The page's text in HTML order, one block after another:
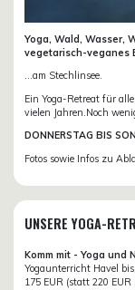
Yoga, Wald, Wasser,
vegetarisch-veganes
...am Stechlinsee.
Ein Yoga-Retreat für
vielen Jahren.Noch
DONNERSTAG BIS
Fotos sowie Infos zu
UNSERE YOGA-
Komm mit - Yoga und
Yogaunterricht Havel
175 EUR (statt 220 EUR